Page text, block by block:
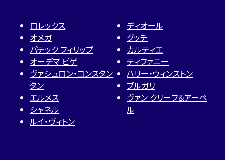
ロレックス
オメガ
パテック フィリップ
オーデマ ピゲ
ヴァシュロン・コンスタン
タン
エルメス
シャネル
ルイ・ヴィトン
ディオール
グッチ
カルティエ
ティファニー
ハリー・ウィンストン
ブルガリ
ヴァン クリーフ＆アーペ
ル